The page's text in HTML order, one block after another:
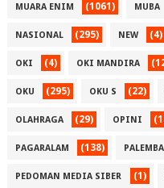
MUARA ENIM (1061) MUBA
NASIONAL (295) NEW (4)
OKI (4) OKI MANDIRA
OKU (295) OKU S (22)
OLAHRAGA (29) OPINI
PAGARALAM (138)
PEDOMAN MEDIA SIBER (1)